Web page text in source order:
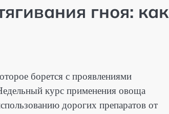
гноя: как
борется с проявлениями
курс применения овоща
дорогих препаратов от